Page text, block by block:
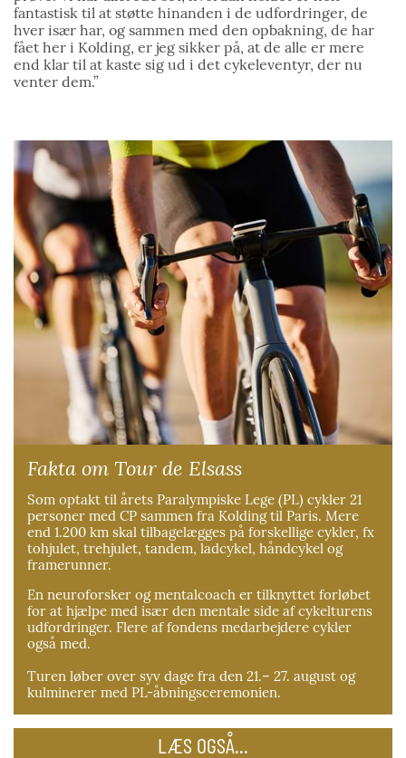
fantastisk til at støtte hinanden i de udfordringer, de
hver især har, og sammen med den opbakning, de har
fået her i Kolding, er jeg sikker på, at de alle er mere
end klar til at kaste sig ud i det cykeleventyr, der nu
venter dem.”
Fakta om Tour de Elsass
Som optakt til årets Paralympiske Lege (PL) cykler 21
personer med CP sammen fra Kolding til Paris. Mere
end 1.200 km skal tilbagelægges på forskellige cykler, fx
tohjulet, trehjulet, tandem, ladcykel, håndcykel og
framerunner.
En neuroforsker og mentalcoach er tilknyttet forløbet
for at hjælpe med især den mentale side af cykelturens
udfordringer. Flere af fondens medarbejdere cykler
også med.
Turen løber over syv dage fra den 21.– 27. august og
kulminerer med PL-åbningsceremonien.
LÆS OGSÅ...